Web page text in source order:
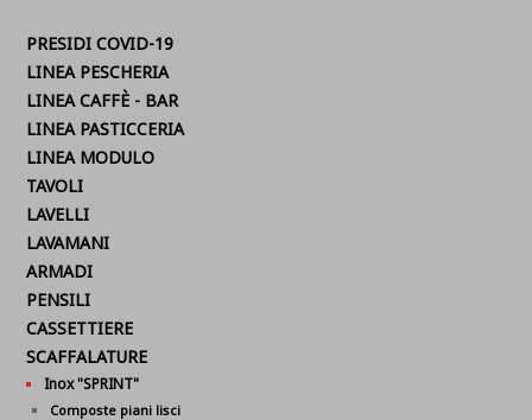
PRESIDI COVID-19
LINEA PESCHERIA
LINEA CAFFÈ - BAR
LINEA PASTICCERIA
LINEA MODULO
TAVOLI
LAVELLI
LAVAMANI
ARMADI
PENSILI
CASSETTIERE
SCAFFALATURE
Inox "SPRINT"
Composte piani lisci